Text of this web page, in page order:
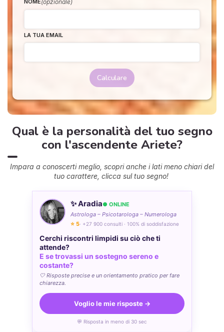
NOME(opzionale)
LA TUA EMAIL
Calculare
Qual è la personalità del tuo segno
con l'ascendente Ariete?
Impara a conoscerti meglio, scopri anche i lati meno chiari del
tuo carattere, clicca sul tuo segno!
✨ Aradia● ONLINE
Astrologa – Psicotarologa – Numerologa
⭐ 5· +27 900 consulti · 100% di soddisfazione
Cerchi riscontri limpidi su ciò che ti
attende?
E se trovassi un sostegno sereno e
costante?
🤍 Risposte precise e un orientamento pratico per fare
chiarezza.
Voglio le mie risposte →
💬 Risposta in meno di 30 sec